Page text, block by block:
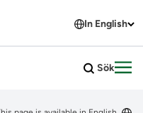
In English
Sök